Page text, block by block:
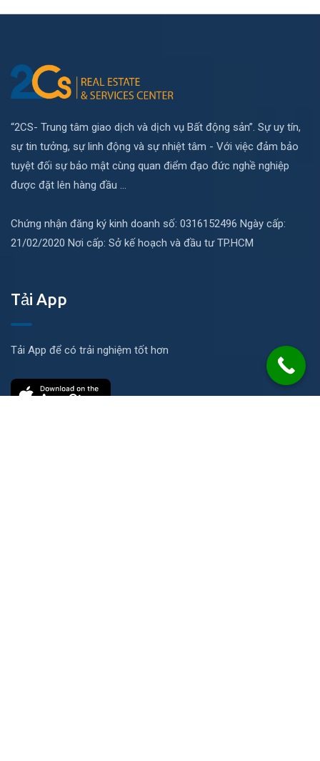
“2CS- Trung tâm giao dịch và dịch vụ Bất động sản”. Sự uy tín,
sự tin tưởng, sự linh động và sự nhiệt tâm - Với việc đảm bảo
tuyệt đối sự bảo mật cùng quan điểm đạo đức nghề nghiệp
được đặt lên hàng đầu ...
Chứng nhận đăng ký kinh doanh số: 0316152496 Ngày cấp:
21/02/2020 Nơi cấp: Sở kế hoạch và đầu tư TP.HCM
Tải App
Tải App để có trải nghiệm tốt hơn